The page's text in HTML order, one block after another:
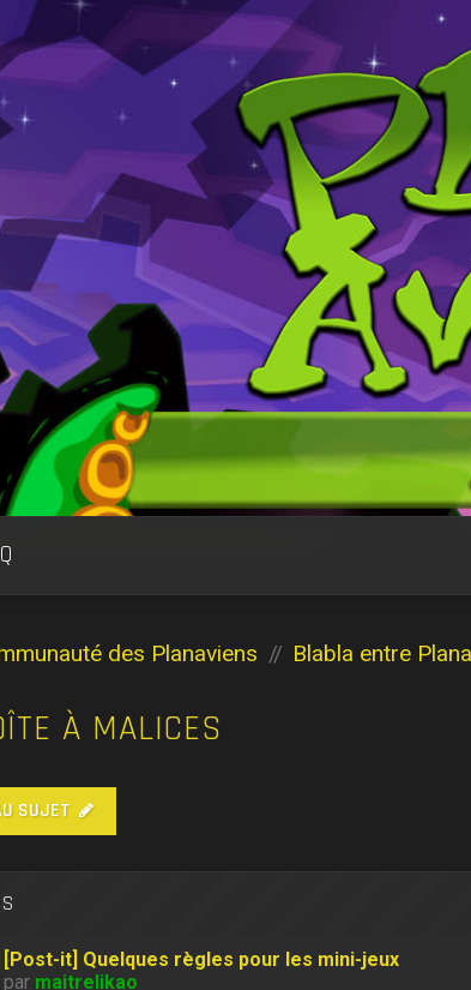
des Planaviens Blabla entre
À MALICES
SUJET
[Post-it] Quelques règles pour les mini-jeux
par maitrelikao